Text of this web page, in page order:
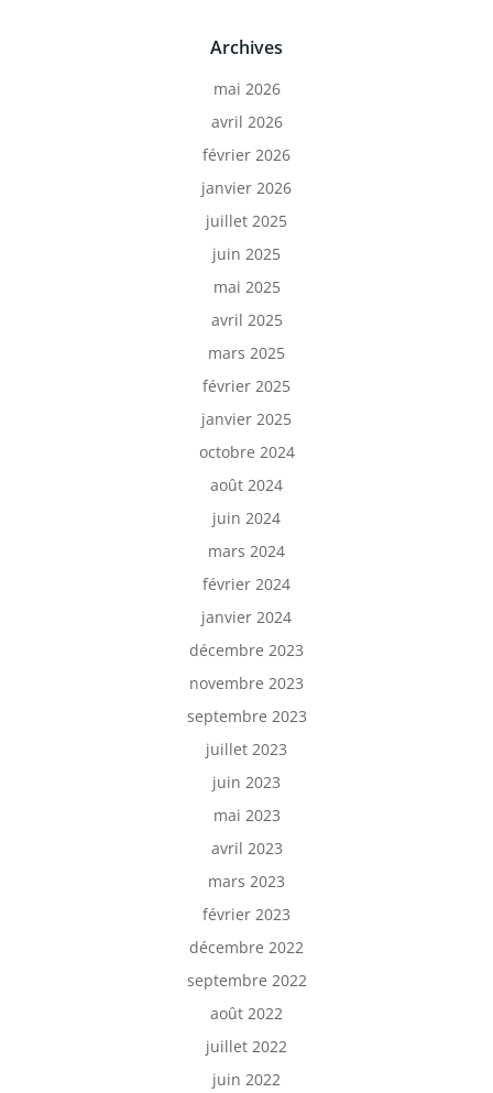
Archives
mai 2026
avril 2026
février 2026
janvier 2026
juillet 2025
juin 2025
mai 2025
avril 2025
mars 2025
février 2025
janvier 2025
octobre 2024
août 2024
juin 2024
mars 2024
février 2024
janvier 2024
décembre 2023
novembre 2023
septembre 2023
juillet 2023
juin 2023
mai 2023
avril 2023
mars 2023
février 2023
décembre 2022
septembre 2022
août 2022
juillet 2022
juin 2022